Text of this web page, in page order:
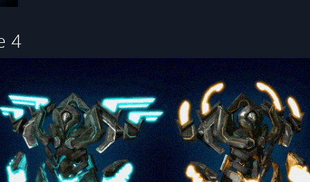
4